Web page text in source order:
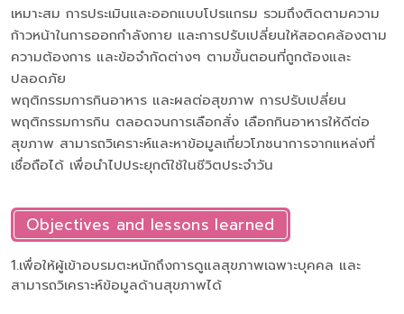
เหมาะสม การประเมินและออกแบบโปรแกรม รวมถึงติดตามความ
ก้าวหน้าในการออกกำลังกาย และการปรับเปลี่ยนให้สอดคล้องตาม
ความต้องการ และข้อจำกัดต่างๆ ตามขั้นตอนที่ถูกต้องและ
ปลอดภัย
พฤติกรรมการกินอาหาร และผลต่อสุขภาพ การปรับเปลี่ยน
พฤติกรรมการกิน ตลอดจนการเลือกสั่ง เลือกกินอาหารให้ดีต่อ
สุขภาพ สามารถวิเคราะห์และหาข้อมูลเกี่ยวโภชนาการจากแหล่งที่
เชื่อถือได้ เพื่อนำไปประยุกต์ใช้ในชีวิตประจำวัน
Objectives and lessons learned
1.เพื่อให้ผู้เข้าอบรมตะหนักถึงการดูแลสุขภาพเฉพาะบุคคล และ
สามารถวิเคราะห์ข้อมูลด้านสุขภาพได้